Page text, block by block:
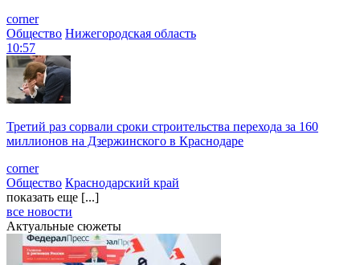
corner
Общество Нижегородская область
10:57
Третий раз сорвали сроки строительства перехода за 160
миллионов на Дзержинского в Краснодаре
corner
Общество Краснодарский край
показать еще [...]
все новости
Актуальные сюжеты